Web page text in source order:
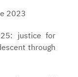
2023
justice for
through